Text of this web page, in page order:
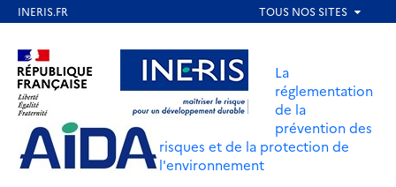
contenu
principal
Aller au contenu Aller au menu
Aller au pied de page
La
réglementation
de la
prévention des
risques et de la protection de
l'environnement